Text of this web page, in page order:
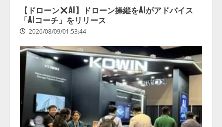
【ドローン
AI】ドローン操縦をAIがアドバイス
「AIコーチ」をリリース
2026/08/09/01:53:44